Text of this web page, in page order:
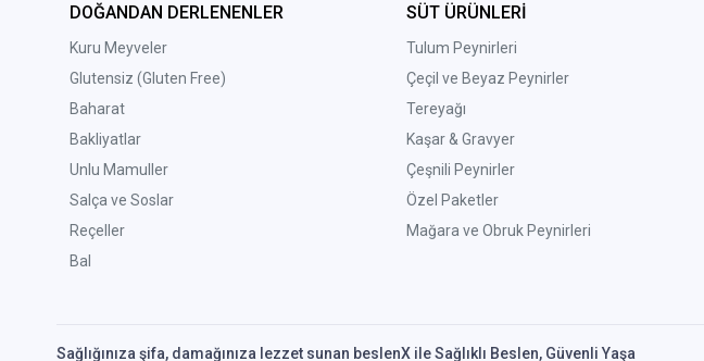
DOĞANDAN DERLENENLER
Kuru Meyveler
Glutensiz (Gluten Free)
Baharat
Bakliyatlar
Unlu Mamuller
Salça ve Soslar
Reçeller
Bal
SÜT ÜRÜNLERİ
Tulum Peynirleri
Çeçil ve Beyaz Peynirler
Tereyağı
Kaşar & Gravyer
Çeşnili Peynirler
Özel Paketler
Mağara ve Obruk Peynirleri
Sağlığınıza şifa, damağınıza lezzet sunan beslenX ile Sağlıklı Beslen, Güvenli Yaşa